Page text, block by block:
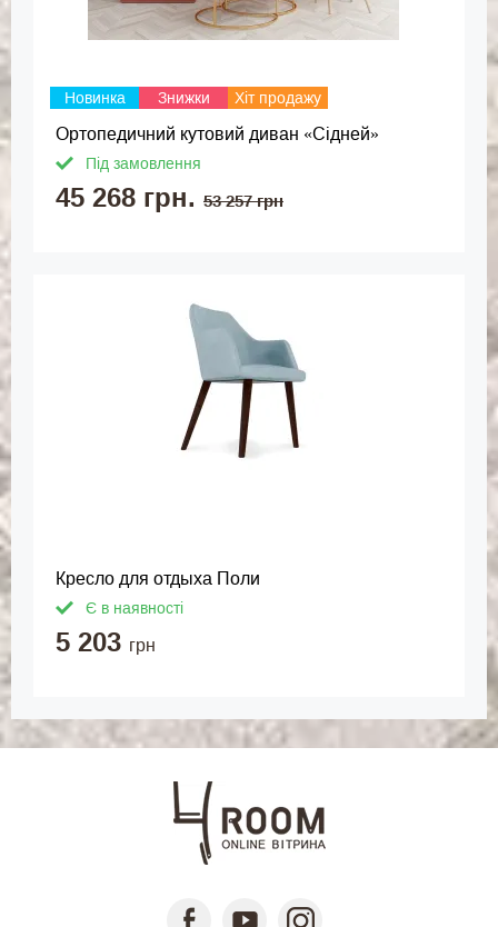
Новинка Знижки Хіт продажу
Ортопедичний кутовий диван «Сідней»
Під замовлення
45 268 грн. 53 257 грн
Кресло для отдыха Поли
Є в наявності
5 203 грн